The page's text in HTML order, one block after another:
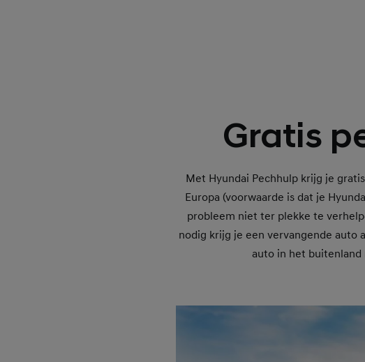
Gratis
Met Hyundai Pechhulp krijg je
Europa (voorwaarde is dat je
probleem niet ter plekke te
nodig krijg je een vervangende auto
auto in het